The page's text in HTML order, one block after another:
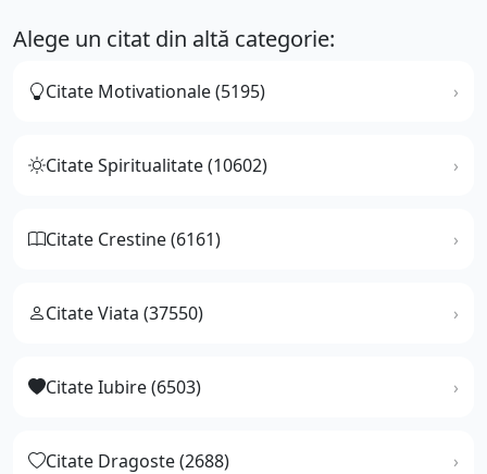
Alege un citat din altă categorie:
Citate Motivationale (5195)
Citate Spiritualitate (10602)
Citate Crestine (6161)
Citate Viata (37550)
Citate Iubire (6503)
Citate Dragoste (2688)